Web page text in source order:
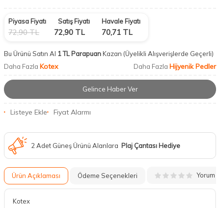
Piyasa Fiyatı
72,90TL
Satış Fiyatı
72,90 TL
Havale Fiyatı
70,71 TL
Bu Ürünü Satın Al 1 TL ParapuanKazan (Üyelikli Alışverişlerde Geçerli)
Daha Fazla Kotex Daha Fazla Hijyenik Pedler
Gelince Haber Ver
Listeye Ekle Fiyat Alarmı
2 Adet Güneş Ürünü Alanlara Plaj Çantası Hediye
Ürün Açıklaması Ödeme Seçenekleri Yorum
Kotex